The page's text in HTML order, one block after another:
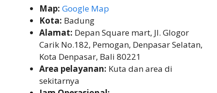
Map: Google Map
Kota: Badung
Alamat: Depan Square mart, Jl. Glogor
Carik No.182, Pemogan, Denpasar Selatan,
Kota Denpasar, Bali 80221
Area pelayanan: Kuta dan area di
sekitarnya